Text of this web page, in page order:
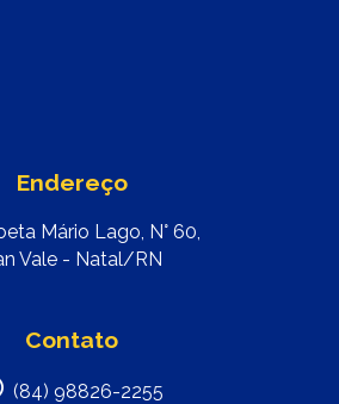
Endereço
Mário Lago, N° 60,
Vale - Natal/RN
Contato
(84) 98826-2255